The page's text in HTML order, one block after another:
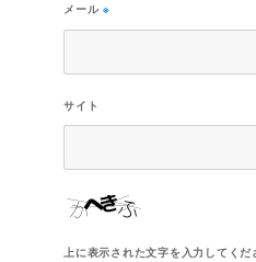
メール※
サイト
上に表示された文字を入力してくだ